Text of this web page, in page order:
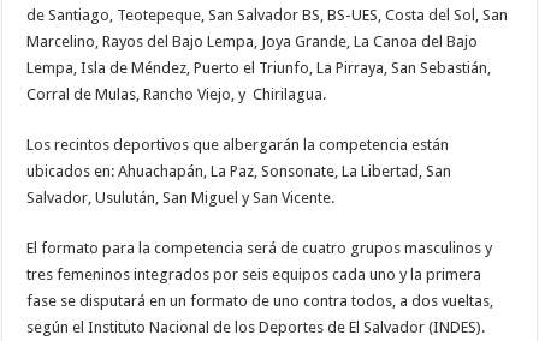
de Santiago, Teotepeque, San Salvador BS, BS-UES, Costa del Sol, San
Marcelino, Rayos del Bajo Lempa, Joya Grande, La Canoa del Bajo
Lempa, Isla de Méndez, Puerto el Triunfo, La Pirraya, San Sebastián,
Corral de Mulas, Rancho Viejo, y Chirilagua.
Los recintos deportivos que albergarán la competencia están
ubicados en: Ahuachapán, La Paz, Sonsonate, La Libertad, San
Salvador, Usulután, San Miguel y San Vicente.
El formato para la competencia será de cuatro grupos masculinos y
tres femeninos integrados por seis equipos cada uno y la primera
fase se disputará en un formato de uno contra todos, a dos vueltas,
según el Instituto Nacional de los Deportes de El Salvador (INDES).